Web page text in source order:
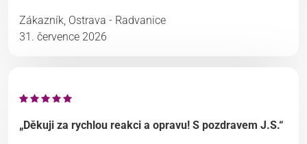
Zákazník, Ostrava - Radvanice
31. července 2026
„Děkuji za rychlou reakci a opravu! S pozdravem J.S.“